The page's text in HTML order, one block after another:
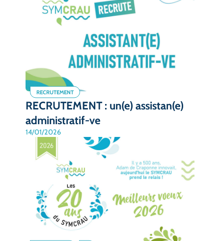
RECRUTEMENT
RECRUTEMENT : un(e) assistan(e)
administratif-ve
14/01/2026